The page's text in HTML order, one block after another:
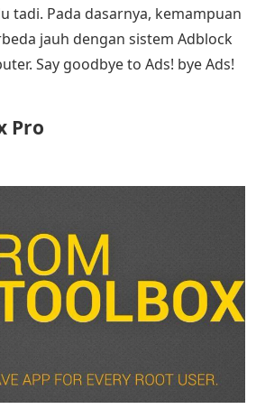
tadi. Pada dasarnya, kemampuan
jauh dengan sistem Adblock
Say goodbye to Ads! bye Ads!
Pro